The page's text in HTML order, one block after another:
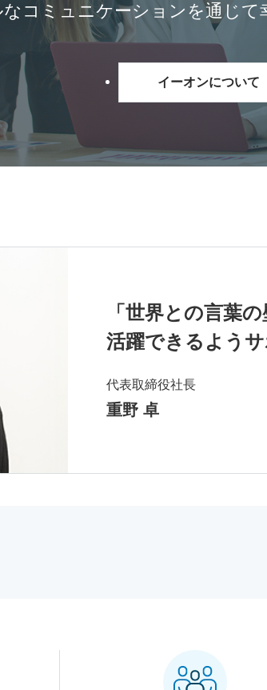
コミュニケーションを通じて
イーオンについて
「世界との言葉
活躍できるよう
代表取締役社長
重野 卓